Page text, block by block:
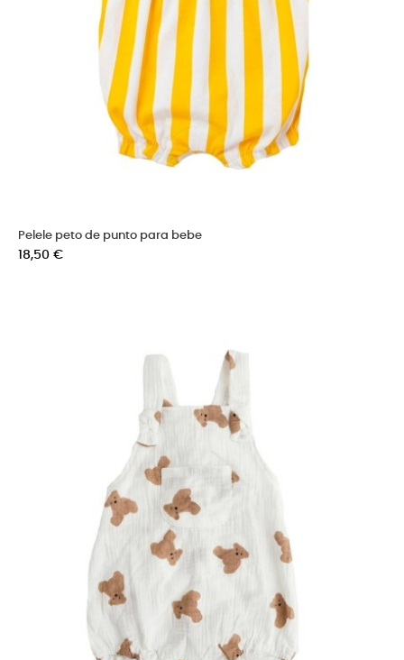
Pelele peto de punto para bebe
Precio
18,50 €